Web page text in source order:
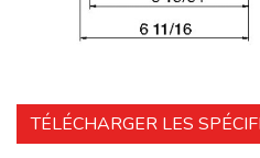
TÉLÉCHARGER LES